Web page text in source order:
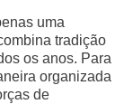
uma
tradição
os anos. Para
organizada
de